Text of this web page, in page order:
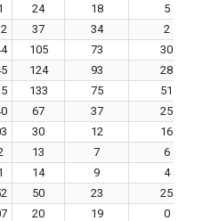
24 18
5
37 34
2
105 73
30
124 93
28
133 75
51
67 37
25
30 12
16
13 7
6
14 9
4
50 23
25
20 19
0